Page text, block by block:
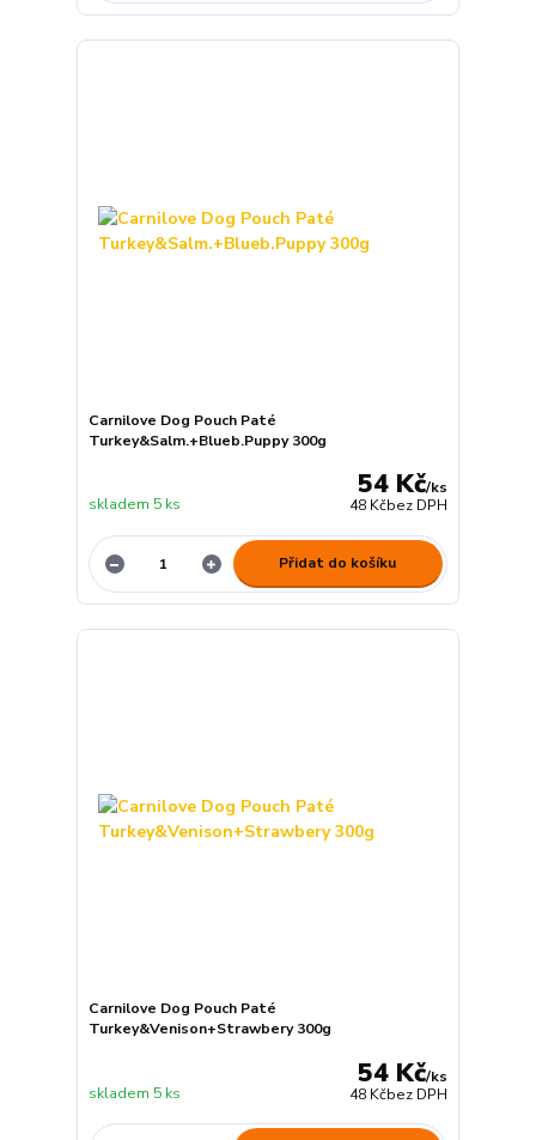
Carnilove Dog Pouch Paté
Turkey&Salm.+Blueb.Puppy 300g
54 Kč/ks
48 Kčbez DPH
skladem 5 ks
Přidat do košíku
Carnilove Dog Pouch Paté
Turkey&Venison+Strawbery 300g
54 Kč/ks
48 Kčbez DPH
skladem 5 ks